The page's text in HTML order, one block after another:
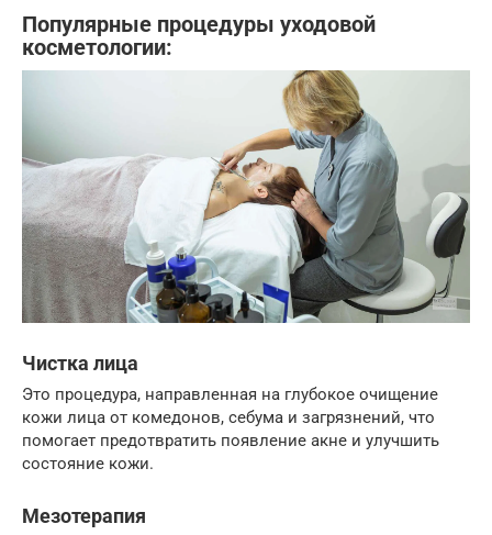
Популярные процедуры уходовой
косметологии:
Чистка лица
Это процедура, направленная на глубокое очищение
кожи лица от комедонов, себума и загрязнений, что
помогает предотвратить появление акне и улучшить
состояние кожи.
Мезотерапия